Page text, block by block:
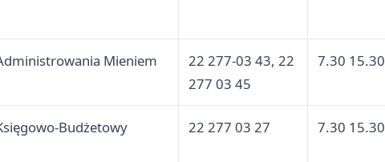
Mieniem
22 277-03 43, 22
277 03 45
7.30 15.30
Budżetowy 22 277 03 27 7.30 15.30